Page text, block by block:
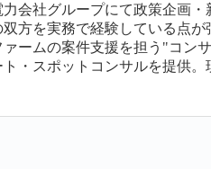
会社グループにて政策企画
方を実務で経験している点
ームの案件支援を担う"コン
・スポットコンサルを提供